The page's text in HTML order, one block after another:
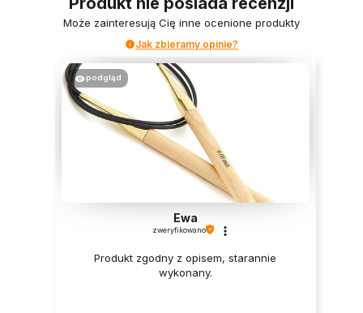
Może zainteresują Cię inne ocenione produkty
Jak zbieramy opinie?
podgląd
Ewa
zweryfikowano
Produkt zgodny z opisem, starannie
wykonany.